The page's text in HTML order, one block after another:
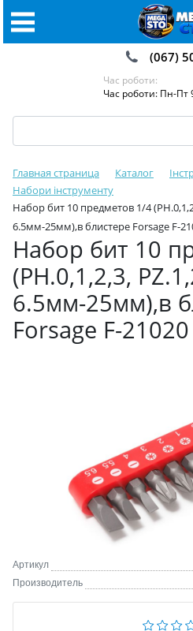
(067)
Час роботи:
Час роботи: Пн-Пт
Главная страница Каталог
Набори інструменту
Набор бит 10 предметов 1/4
6.5мм-25мм),в блистере Forsage F-
Набор бит 10
(PH.0,1,2,3,
6.5мм-25мм),в
Forsage F-21020
Артикул
Производитель